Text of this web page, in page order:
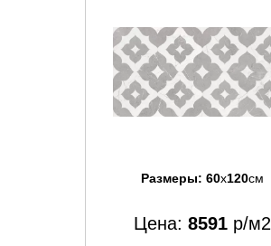
Размеры: 60x120см
Цена: 8591 р/м2